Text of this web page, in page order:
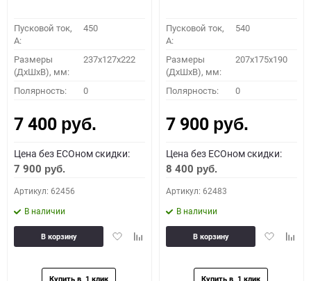
ПОДОБРАТЬ
Как определить полярность?
0 - обратная 1 - прямая 3 - обратная 4 - прямая
Пусковой ток,
A:
450
Размеры
(ДхШхВ), мм:
237x127x222
Полярность: 0
7 400 руб.
Цена без ECOном скидки:
7 900 руб.
Артикул: 62456
В наличии
ДобавитьДобавить
В корзину
Пусковой ток,
A:
540
Размеры
(ДхШхВ), мм:
207x175x190
Полярность: 0
7 900 руб.
Цена без ECOном скидки:
8 400 руб.
Артикул: 62483
В наличии
Добавить
В корзину